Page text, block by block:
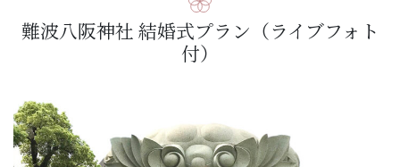
難波八阪神社 結婚式プラン（ライブフォト
付）